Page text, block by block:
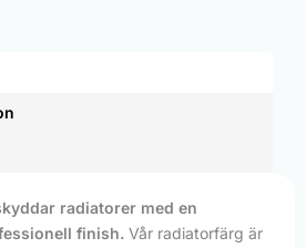
radiatorer med en
finish. Vår radiatorfärg är